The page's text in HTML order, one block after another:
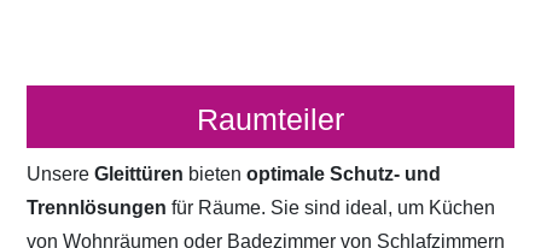
Raumteiler
UnsereGleittüren bietenoptimale Schutz- und
Trennlösungen für Räume. Sie sind ideal, um Küchen
von Wohnräumen oder Badezimmer von Schlafzimmern